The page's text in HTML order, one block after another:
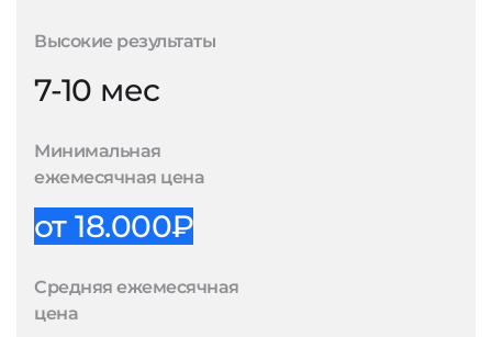
Высокие результаты
7-10 мес
Минимальная
ежемесячная цена
от 18.000₽
Средняя ежемесячная
цена